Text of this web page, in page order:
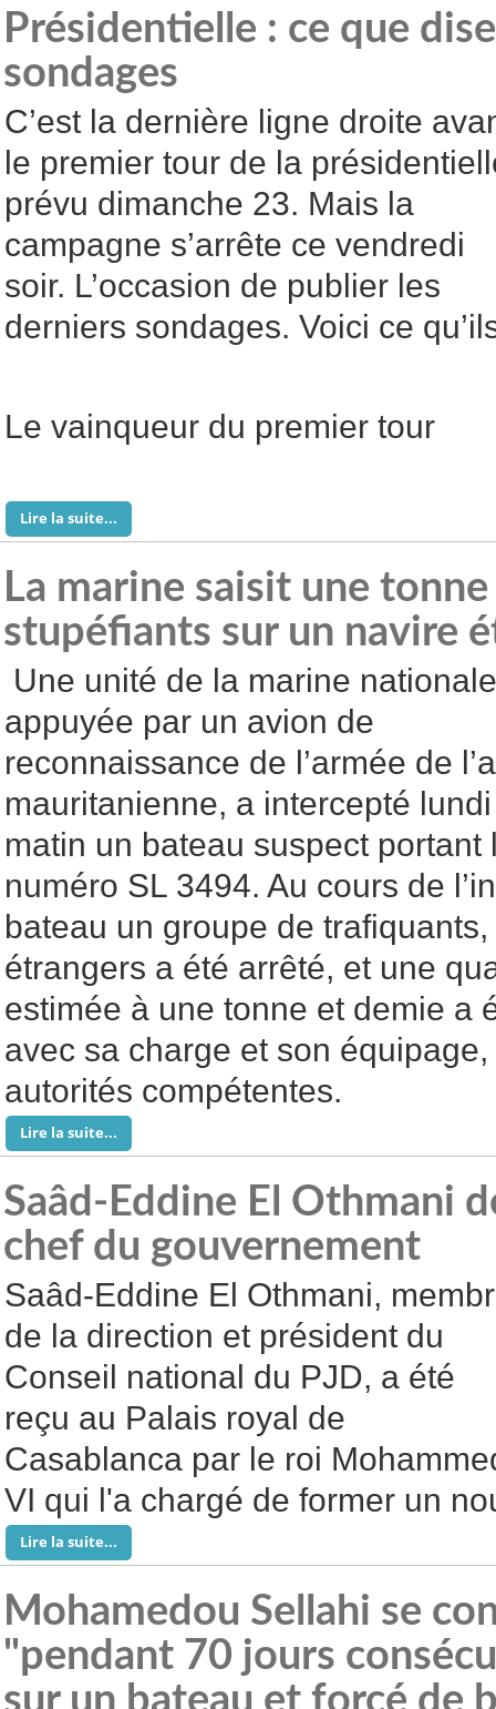
Présidentielle : ce que
sondages
C’est la dernière ligne droite
le premier tour de la
prévu dimanche 23. Mais la
campagne s’arrête ce vendredi
soir. L’occasion de publier les
derniers sondages. Voici ce
Le vainqueur du premier tour
Lire la suite...
La marine saisit une
stupéfiants sur un navire
Une unité de la marine
appuyée par un avion de
reconnaissance de l’armée de
mauritanienne, a intercepté lundi
matin un bateau suspect portant
numéro SL 3494. Au cours de
bateau un groupe de
étrangers a été arrêté, et une
estimée à une tonne et demie a
avec sa charge et son
autorités compétentes.
Lire la suite...
Saâd-Eddine El Othmani
chef du gouvernement
Saâd-Eddine El Othmani,
de la direction et président du
Conseil national du PJD, a été
reçu au Palais royal de
Casablanca par le roi
VI qui l'a chargé de former un
Lire la suite...
Mohamedou Sellahi se
"pendant 70 jours
sur un bateau et forcé de